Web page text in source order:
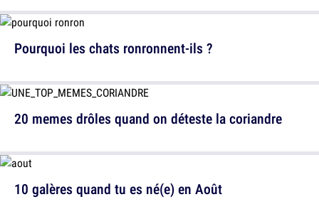
20 memes drôles quand on déteste la coriandre
Pourquoi les chats ronronnent-ils ?
10 galères quand tu es né(e) en Août